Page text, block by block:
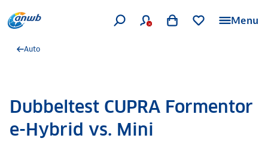
Menu
Auto
Dubbeltest CUPRA Formentor
e-Hybrid vs. Mini